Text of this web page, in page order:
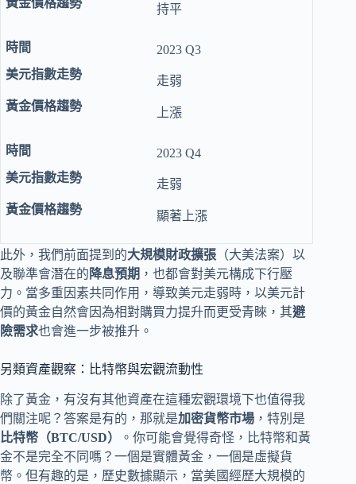
持平
2023 Q3
走弱
上漲
2023 Q4
走弱
顯著上漲
此外，我們前面提到的大規模財政擴張 （大美法案）以
及聯準會潛在的 降息預期 ，也都會對美元構成下行壓
力。當多重因素共同作用，導致美元走弱時，以美元計
價的黃金自然會因為相對購買力提升而更受青睞，其避
險需求也會進一步被推升。
另類資產觀察：比特幣與宏觀流動性
除了黃金，有沒有其他資產在這種宏觀環境下也值得我
們關注呢？答案是有的，那就是加密貨幣市場 ，特別是
比特幣（BTC/USD）
。你可能會覺得奇怪，比特幣和黃
金不是完全不同嗎？一個是實體黃金，一個是虛擬貨
幣。但有趣的是，歷史數據顯示，當美國經歷大規模的